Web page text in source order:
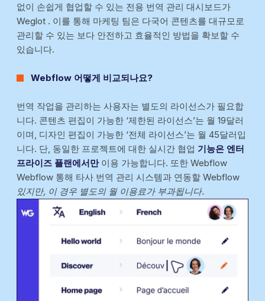
없이 손쉽게 협업할 수 있는 전용 번역 관리 대시보드가
Weglot . 이를 통해 마케팅 팀은 다국어 콘텐츠를 대규모로
관리할 수 있는 보다 안전하고 효율적인 방법을 확보할 수
있습니다.
Webflow 어떻게 비교되나요?
번역 작업을 관리하는 사용자는 별도의 라이선스가 필요합
니다. 콘텐츠 편집이 가능한 ‘제한된 라이선스’는 월 19달러
이며, 디자인 편집이 가능한 ‘전체 라이선스’는 월 45달러입
니다. 단, 동일한 프로젝트에 대한 실시간 협업 기능은 엔터
프라이즈 플랜에서만이용 가능합니다. 또한 Webflow
Webflow 통해 타사 번역 관리 시스템과 연동할 Webflow
있지만, 이 경우 별도의 월 이용료가 부과됩니다.